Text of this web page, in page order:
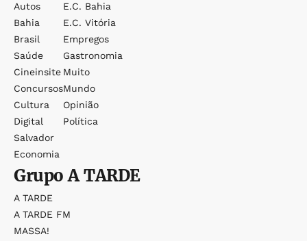
Autos
Bahia
Brasil
Saúde
Cineinsite
Concursos
Cultura
Digital
Salvador
Economia
E.c. Bahia
E.c. Vitória
Empregos
Gastronomia
Muito
Mundo
Opinião
Política
GrupoA TARDE
A TARDE
A TARDE FM
MASSA!